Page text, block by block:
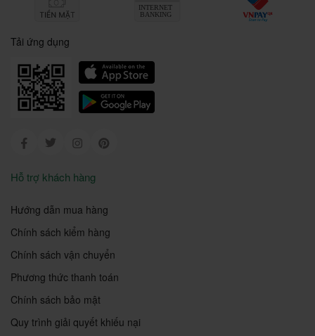
Tải ứng dụng
FacebookTwitter Instagram
Hỗ trợ khách hàng
Hướng dẫn mua hàng
Chính sách kiểm hàng
Chính sách vận chuyển
Phương thức thanh toán
Chính sách bảo mật
Quy trình giải quyết khiếu nại